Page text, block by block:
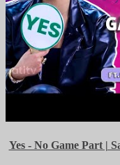
Yes - No Game Part |